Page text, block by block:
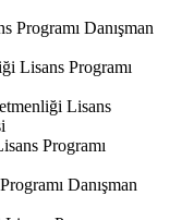
Programı Danışman
Lisans Programı
Lisans
Programı
Danışman